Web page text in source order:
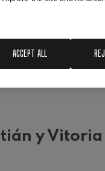
de Bilbao a su
el sobrino
mismo tiempo a
y Vitoria
ACCEPT ALL